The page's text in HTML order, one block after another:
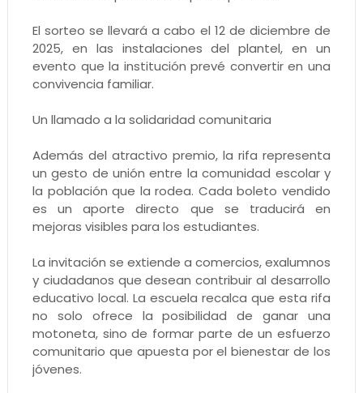
El sorteo se llevará a cabo el 12 de diciembre de
2025, en las instalaciones del plantel, en un
evento que la institución prevé convertir en una
convivencia familiar.
Un llamado a la solidaridad comunitaria
Además del atractivo premio, la rifa representa
un gesto de unión entre la comunidad escolar y
la población que la rodea. Cada boleto vendido
es un aporte directo que se traducirá en
mejoras visibles para los estudiantes.
La invitación se extiende a comercios, exalumnos
y ciudadanos que desean contribuir al desarrollo
educativo local. La escuela recalca que esta rifa
no solo ofrece la posibilidad de ganar una
motoneta, sino de formar parte de un esfuerzo
comunitario que apuesta por el bienestar de los
jóvenes.